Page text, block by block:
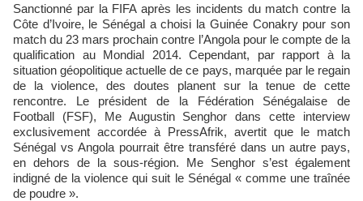
Sanctionné par la FIFA après les incidents du match contre la
Côte d’Ivoire, le Sénégal a choisi la Guinée Conakry pour son
match du 23 mars prochain contre l’Angola pour le compte de la
qualification au Mondial 2014. Cependant, par rapport à la
situation géopolitique actuelle de ce pays, marquée par le regain
de la violence, des doutes planent sur la tenue de cette
rencontre. Le président de la Fédération Sénégalaise de
Football (FSF), Me Augustin Senghor dans cette interview
exclusivement accordée à PressAfrik, avertit que le match
Sénégal vs Angola pourrait être transféré dans un autre pays,
en dehors de la sous-région. Me Senghor s’est également
indigné de la violence qui suit le Sénégal « comme une traînée
de poudre ».